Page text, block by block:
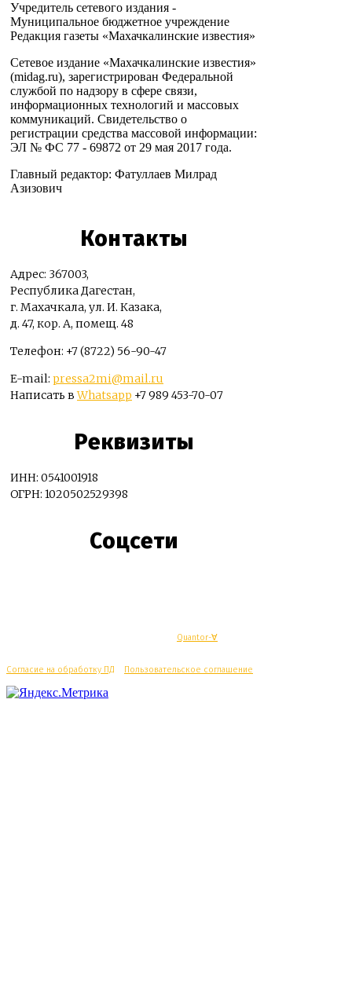
Учредитель сетевого издания -
Муниципальное бюджетное учреждение
Редакция газеты «Махачкалинские известия»
Сетевое издание «Махачкалинские известия»
(midag.ru), зарегистрирован Федеральной
службой по надзору в сфере связи,
информационных технологий и массовых
коммуникаций. Свидетельство о
регистрации средства массовой информации:
ЭЛ № ФС 77 - 69872 от 29 мая 2017 года.
Главный редактор: Фатуллаев Милрад
Азизович
Контакты
Адрес: 367003,
Республика Дагестан,
г. Махачкала, ул. И. Казака,
д. 47, кор. А, помещ. 48
Телефон: +7 (8722) 56-90-47
E-mail: pressa2mi@mail.ru
Написать вWhatsapp +7 989 453-70-07
Реквизиты
ИНН: 0541001918
ОГРН: 1020502529398
Соцсети
Quantor-∀
Согласие на обработку ПД Пользовательское соглашение